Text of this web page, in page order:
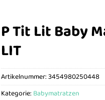
P Tit Lit Baby
LIT
Artikelnummer:3454980250448
Kategorie: Babymatratzen